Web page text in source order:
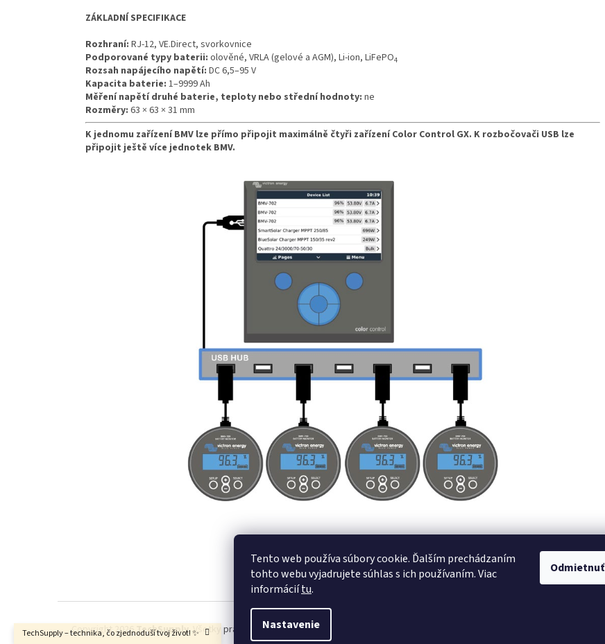
Tento web používa súbory cookie. Ďalším prechádzaním
tohto webu vyjadrujete súhlas s ich používaním. Viac
informáciítu.
Nastavenie
Odmietnuť
TechSupply – technika, čo zjednoduší tvoj život! ✨
ZÁKLADNÍ SPECIFIKACE
Rozhraní: RJ-12, VE.Direct, svorkovnice
Podporované typy baterii: olověné, VRLA (gelové a AGM), Li-ion, LiFePO4
Rozsah napájecího napětí: DC 6,5–95 V
Kapacita baterie: 1–9999 Ah
Měření napětí druhé baterie, teploty nebo střední hodnoty: ne
Rozměry: 63 × 63 × 31 mm
K jednomu zařízení BMV lze přímo připojit maximálně čtyři zařízení Color Control GX. K rozbočovači USB lze
připojit ještě více jednotek BMV.
Copyright 2026TechSupply. Všetky práva vyhradené.